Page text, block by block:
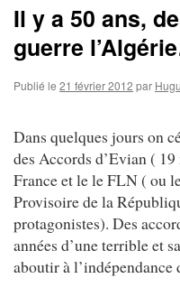
Il y a 50 ans,
guerre
Publié le 21 février 2012 par
Dans quelques jours on
des Accords d’Evian (
France et le le FLN ( ou
Provisoire de la
protagonistes). Des
années d’une terrible et
aboutir à